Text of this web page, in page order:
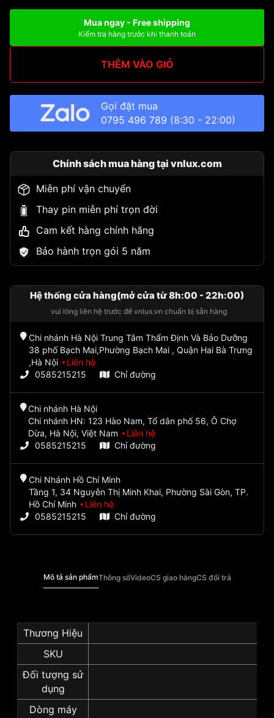
Mua ngay - Free shipping
Kiểm tra hàng trước khi thanh toán
THÊM VÀO GIỎ
Gọi đặt mua
0795 496 789 (8:30 - 22:00)
Chính sách mua hàng tại vnlux.com
Miễn phí vận chuyển
Thay pin miễn phí trọn đời
Cam kết hàng chính hãng
Bảo hành trọn gói 5 năm
Hệ thống cửa hàng(mở cửa từ 8h:00 - 22h:00)
vui lòng liên hệ trước để vnlux.vn chuẩn bị sẵn hàng
Chi nhánh Hà Nội Trung Tâm Thẩm Định Và Bảo Dưỡng
38 phố Bạch Mai,Phường Bạch Mai , Quận Hai Bà Trưng
,Hà Nội
Liên hệ
0585215215
Chỉ đường
Chi nhánh Hà Nội
Chi nhánh HN: 123 Hào Nam, Tổ dân phố 56, Ô Chợ
Dừa, Hà Nội, Việt Nam
Liên hệ
0585215215
Chỉ đường
Chi Nhánh Hồ Chí Minh
Tầng 1, 34 Nguyễn Thị Minh Khai, Phường Sài Gòn, TP.
Hồ Chí Minh
Liên hệ
0585215215
Chỉ đường
Mô tả sản phẩmThông sốVideoCS giao hàngCS đổi trả
Thương Hiệu
SKU
Đối tượng sử
dụng
Dòng máy